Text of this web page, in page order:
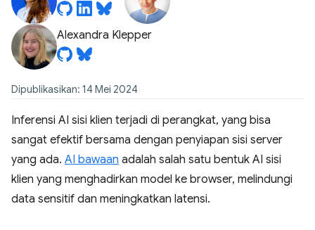
Alexandra Klepper
Dipublikasikan: 14 Mei 2024
Inferensi AI sisi klien terjadi di perangkat, yang bisa
sangat efektif bersama dengan penyiapan sisi server
yang ada. AI bawaan adalah salah satu bentuk AI sisi
klien yang menghadirkan model ke browser, melindungi
data sensitif dan meningkatkan latensi.